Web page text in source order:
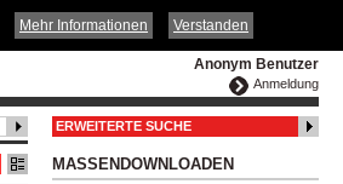
ENGLISH DEUTSCH
Anonym Benutzer
Anmeldung
ERWEITERTE SUCHE
MASSENDOWNLOADEN
Mehr Informationen Verstanden